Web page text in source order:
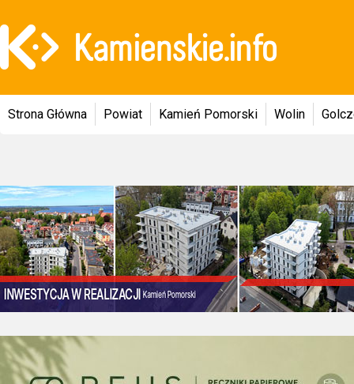
Strona Główna Powiat Kamień Pomorski Wolin